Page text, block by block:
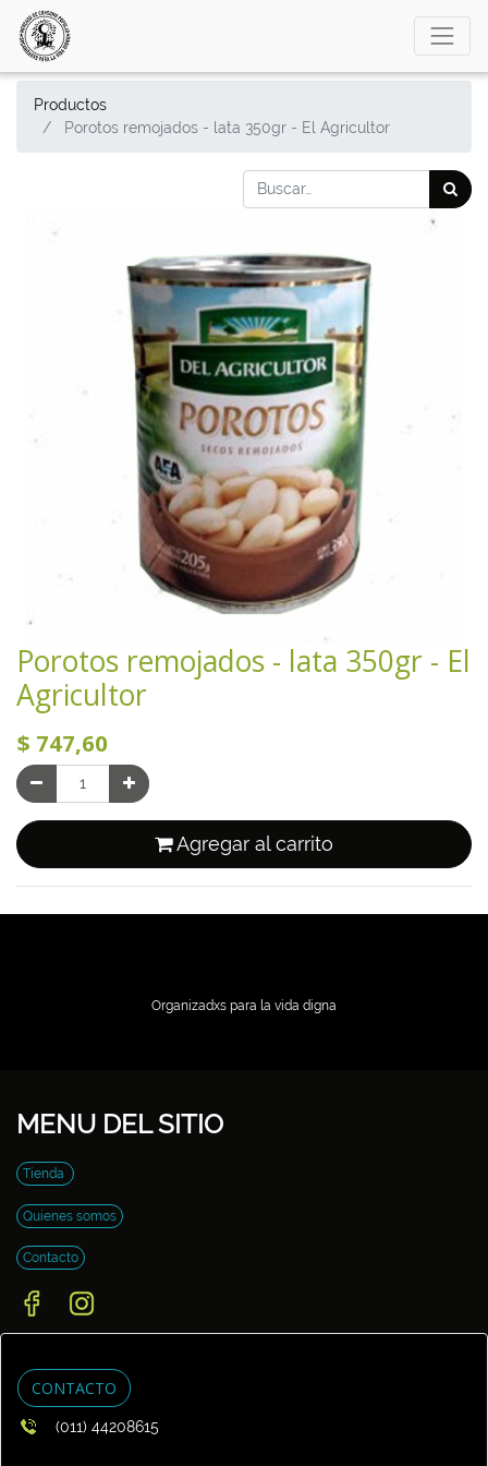
Productos
Porotos remojados - lata 350gr - El Agricultor
Porotos remojados - lata 350gr - El
Agricultor
$ 747,60
Agregar al carrito
Organizadxs para la vida digna
MENU DEL SITIO
Tienda
Quienes somos
Contacto
CONTACTO
(011) 44208615